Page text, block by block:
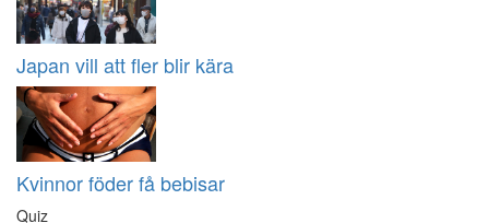
Japan vill att fler blir kära
Kvinnor föder få bebisar
Quiz